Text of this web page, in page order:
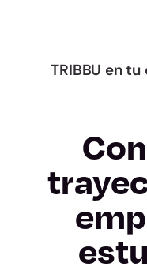
La
TRIBBU en